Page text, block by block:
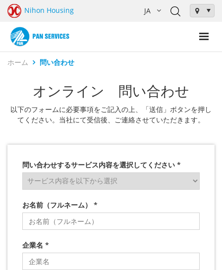
Nihon Housing
ホーム 問い合わせ
オンライン 問い合わせ
以下のフォームに必要事項をご記入の上、「送信」ボタンを押し
てください。当社にて受信後、ご連絡させていただきます。
問い合わせするサービス内容を選択してください *
お名前（フルネーム） *
企業名 *